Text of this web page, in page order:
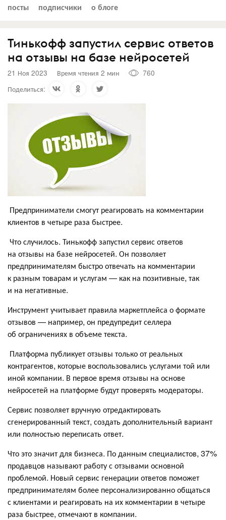
посты подписчики о блоге
Тинькофф запустил сервис ответов
на отзывы на базе нейросетей
21 Ноя 2023 Время чтения 2 мин
760
Поделиться:
Предприниматели смогут реагировать на комментарии
клиентов в четыре раза быстрее.
Что случилось. Тинькофф запустил сервис ответов
на отзывы на базе нейросетей. Он позволяет
предпринимателям быстро отвечать на комментарии
к разным товарам и услугам — как на позитивные, так
и на негативные.
Инструмент учитывает правила маркетплейса о формате
отзывов — например, он предупредит селлера
об ограничениях в объеме текста.
Платформа публикует отзывы только от реальных
контрагентов, которые воспользовались услугами той или
иной компании. В первое время отзывы на основе
нейросетей на платформе будут проверять модераторы.
Сервис позволяет вручную отредактировать
сгенерированный текст, создать дополнительный вариант
или полностью переписать ответ.
Что это значит для бизнеса. По данным специалистов, 37%
продавцов называют работу с отзывами основной
проблемой. Новый сервис генерации ответов поможет
предпринимателям более персонализированно общаться
с клиентами и реагировать на их комментарии в четыре
раза быстрее, отмечают в компании.